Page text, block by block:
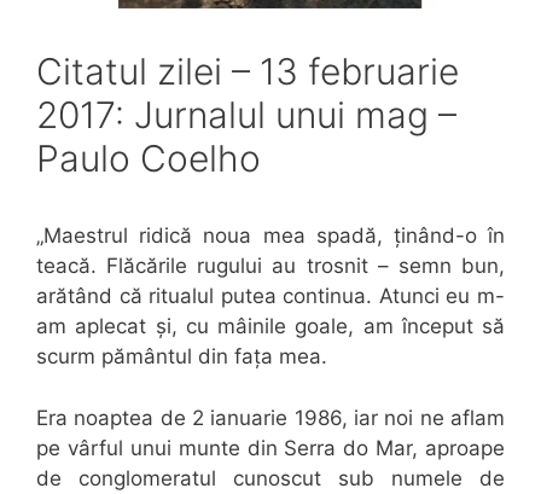
Citatul zilei – 13 februarie
2017: Jurnalul unui mag –
Paulo Coelho
„Maestrul ridică noua mea spadă, ținând-o în
teacă. Flăcările rugului au trosnit – semn bun,
arătând că ritualul putea continua. Atunci eu m-
am aplecat și, cu mâinile goale, am început să
scurm pământul din fața mea.
Era noaptea de 2 ianuarie 1986, iar noi ne aflam
pe vârful unui munte din Serra do Mar, aproape
de conglomeratul cunoscut sub numele de